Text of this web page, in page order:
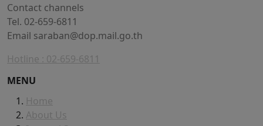
Contact channels
Tel. 02-659-6811
Email saraban@dop.mail.go.th
Hotline : 02-659-6811
MENU
Home
About Us